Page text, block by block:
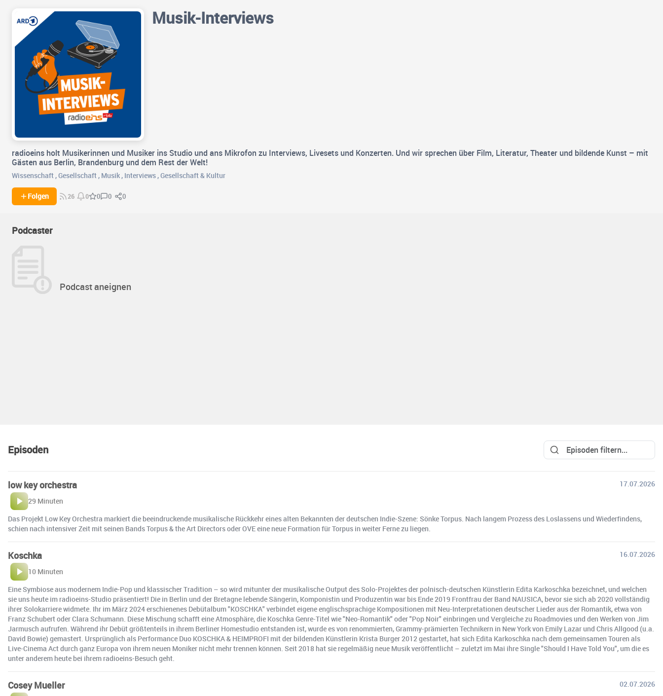
Musik-Interviews
radioeins holt Musikerinnen und Musiker ins Studio und ans Mikrofon zu Interviews, Livesets und Konzerten. Und wir sprechen über Film, Literatur, Theater und bildende Kunst – mit
Gästen aus Berlin, Brandenburg und dem Rest der Welt!
Wissenschaft ,Gesellschaft , Musik , Interviews ,Gesellschaft & Kultur
Folgen 26 0 0 0 0
Podcaster
Podcast aneignen
Episoden
low key orchestra
17.07.2026
29 Minuten
Das Projekt Low Key Orchestra markiert die beeindruckende musikalische Rückkehr eines alten Bekannten der deutschen Indie-Szene: Sönke Torpus. Nach langem Prozess des Loslassens und Wiederfindens,
schien nach intensiver Zeit mit seinen Bands Torpus & the Art Directors oder OVE eine neue Formation für Torpus in weiter Ferne zu liegen.
Koschka
16.07.2026
10 Minuten
Eine Symbiose aus modernem Indie-Pop und klassischer Tradition – so wird mitunter der musikalische Output des Solo-Projektes der polnisch-deutschen Künstlerin Edita Karkoschka bezeichnet, und welchen
sie uns heute im radioeins-Studio präsentiert! Die in Berlin und der Bretagne lebende Sängerin, Komponistin und Produzentin war bis Ende 2019 Frontfrau der Band NAUSICA, bevor sie sich ab 2020 vollständig
ihrer Solokarriere widmete. Ihr im März 2024 erschienenes Debütalbum "KOSCHKA" verbindet eigene englischsprachige Kompositionen mit Neu-Interpretationen deutscher Lieder aus der Romantik, etwa von
Franz Schubert oder Clara Schumann. Diese Mischung schafft eine Atmosphäre, die Koschka Genre-Titel wie "Neo-Romantik" oder "Pop Noir" einbringen und Vergleiche zu Roadmovies und den Werken von Jim
Jarmusch aufrufen. Während ihr Debüt größtenteils in ihrem Berliner Homestudio entstanden ist, wurde es von renommierten, Grammy-prämierten Technikern in New York von Emily Lazar und Chris Allgood (u.a.
David Bowie) gemastert. Ursprünglich als Performance Duo KOSCHKA & HEIMPROFI mit der bildenden Künstlerin Krista Burger 2012 gestartet, hat sich Edita Karkoschka nach dem gemeinsamen Touren als
Live-Cinema Act durch ganz Europa von ihrem neuen Moniker nicht mehr trennen können. Seit 2018 hat sie regelmäßig neue Musik veröffentlicht – zuletzt im Mai ihre Single "Should I Have Told You", um die es
unter anderem heute bei ihrem radioeins-Besuch geht.
Cosey Mueller
02.07.2026